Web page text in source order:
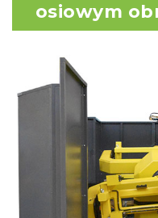
osiowym